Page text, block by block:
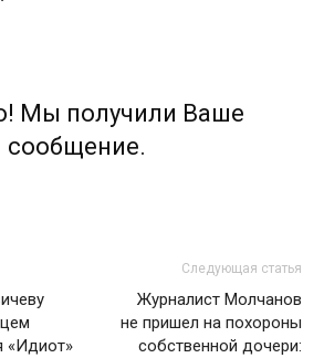
Мы получили Ваше
сообщение.
«Идиот»
Следующая статья
Журналист Молчанов
не пришел на похороны
собственной дочери: